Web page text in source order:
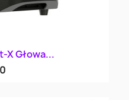
X Głowa...